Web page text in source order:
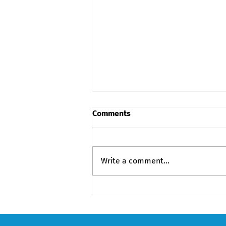
„ჯორჯიან სთილ
Comments
Write a comment...